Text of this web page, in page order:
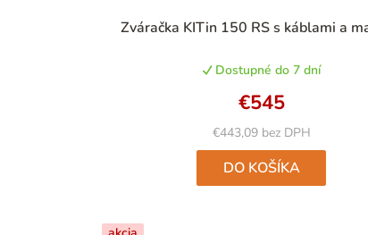
Zváračka KITin 150 RS s káblami a
Priemerné
hodnotenie
je
5,0
z
5
hviezdičiek.
Dostupné do 7 dní
€443,09 bez DPH
€545
DO KOŠÍKA